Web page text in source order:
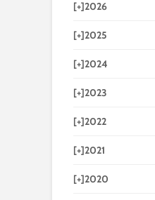
[+]2026
[+]2025
[+]2024
[+]2023
[+]2022
[+]2021
[+]2020